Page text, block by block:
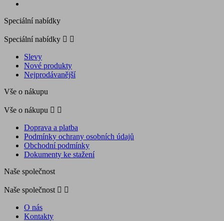
Speciální nabídky
Speciální nabídky  
Slevy
Nové produkty
Nejprodávanější
Vše o nákupu
Vše o nákupu  
Doprava a platba
Podmínky ochrany osobních údajů
Obchodní podmínky
Dokumenty ke stažení
Naše společnost
Naše společnost  
O nás
Kontakty